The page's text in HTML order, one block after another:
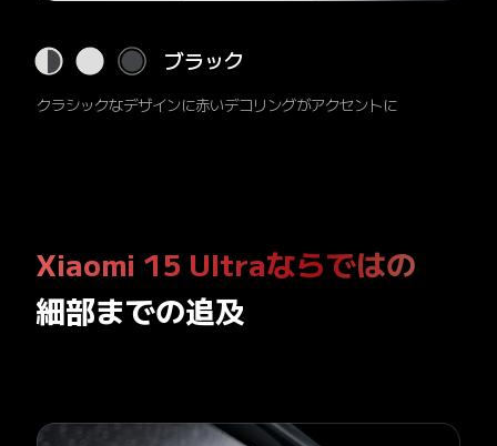
シルバークローム
航空機グレードの新ガラスファイバーとPUレザーの組み合わせが、
Xiaomi 15 Ultraならではの
細部までの追及